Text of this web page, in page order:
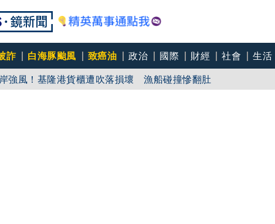
詐 白海豚颱風 致癌油 政治 國際 財經 社會 生活
強風！基隆港貨櫃遭吹落損壞 漁船碰撞慘翻肚
上颱風...基隆夜市水淹馬路 地下室慘變水池